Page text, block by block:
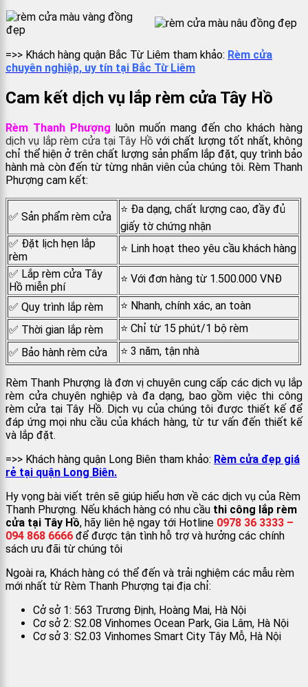
=>> Khách hàng quận Bắc Từ Liêm tham khảo: Rèm cửa
chuyên nghiệp, uy tín tại Bắc Từ Liêm
Cam kết dịch vụ lắp rèm cửa Tây Hồ
Rèm Thanh Phượng luôn muốn mang đến cho khách hàng
dịch vụ lắp rèm cửa tại Tây Hồvới chất lượng tốt nhất, không
chỉ thể hiện ở trên chất lượng sản phẩm lắp đặt, quy trình bảo
hành mà còn đến từ từng nhân viên của chúng tôi. Rèm Thanh
Phượng cam kết:
✅ Sản phẩm rèm cửa
⭐ Đa dạng, chất lượng cao, đầy đủ
giấy tờ chứng nhận
✅ Đặt lịch hẹn lắp
rèm
⭐ Linh hoạt theo yêu cầu khách hàng
✅ Lắp rèm cửa Tây
Hồ miễn phí
⭐ Với đơn hàng từ 1.500.000 VNĐ
✅ Quy trình lắp rèm ⭐ Nhanh, chính xác, an toàn
✅ Thời gian lắp rèm ⭐ Chỉ từ 15 phút/1 bộ rèm
✅ Bảo hành rèm cửa
⭐ 3 năm, tận nhà
Rèm Thanh Phượng là đơn vị chuyên cung cấp các dịch vụ lắp
rèm cửa chuyên nghiệp và đa dạng, bao gồm việc thi công
rèm cửa tại Tây Hồ. Dịch vụ của chúng tôi được thiết kế để
đáp ứng mọi nhu cầu của khách hàng, từ tư vấn đến thiết kế
và lắp đặt.
=>> Khách hàng quận Long Biên tham khảo: Rèm cửa đẹp giá
rẻ tại quận Long Biên.
Hy vọng bài viết trên sẽ giúp hiểu hơn về các dịch vụ của Rèm
Thanh Phượng. Nếu khách hàng có nhu cầu thi công lắp rèm
cửa tại Tây Hồ, hãy liên hệ ngay tới Hotline 0978 36 3333 –
094 868 6666 để được tận tình hỗ trợ và hưởng các chính
sách ưu đãi từ chúng tôi
Ngoài ra, Khách hàng có thể đến và trải nghiệm các mẫu rèm
mới nhất từ Rèm Thanh Phượng tại địa chỉ:
Cở sở 1: 563 Trương Định, Hoàng Mai, Hà Nội
Cơ sở 2: S2.08 Vinhomes Ocean Park, Gia Lâm, Hà Nội
Cơ sở 3: S2.03 Vinhomes Smart City Tây Mỗ, Hà Nội